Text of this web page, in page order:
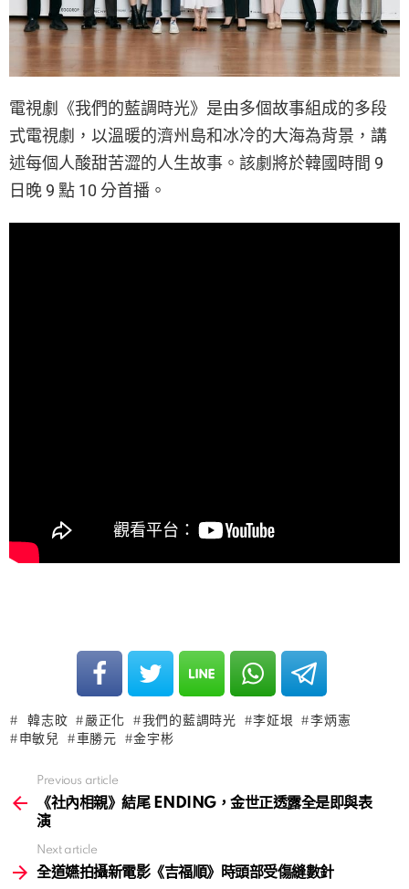
電視劇《我們的藍調時光》是由多個故事組成的多段
式電視劇，以溫暖的濟州島和冰冷的大海為背景，講
述每個人酸甜苦澀的人生故事。該劇將於韓國時間 9
日晚 9 點 10 分首播。
韓志旼 嚴正化 我們的藍調時光 李姃垠
李炳憲
申敏兒
車勝元 金宇彬
more
Previous article
《社內相親》結尾 ENDING，金世正透露全是即與表
演
Next article
全道嬿拍攝新電影《吉福順》時頭部受傷縫數針